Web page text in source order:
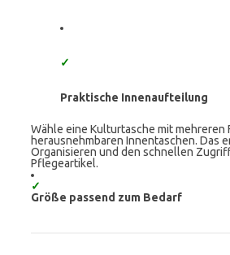
✓
Praktische Innenaufteilung
Wähle eine Kulturtasche mit mehreren
herausnehmbaren Innentaschen. Das
Organisieren und den schnellen
Pflegeartikel.
✓
Größe passend zum Bedarf